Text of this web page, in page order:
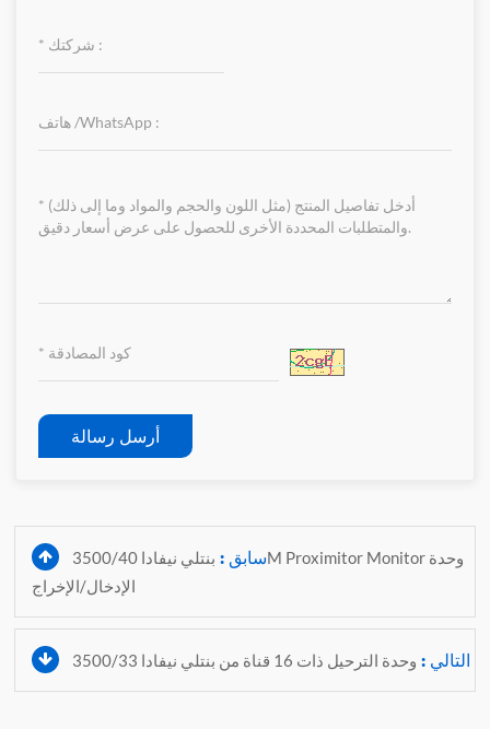
أرسل رسالة
سابق :
بنتلي نيفادا 3500/40M Proximitor Monitor وحدة
الإدخال/الإخراج
التالي : وحدة الترحيل ذات 16 قناة من بنتلي نيفادا 3500/33